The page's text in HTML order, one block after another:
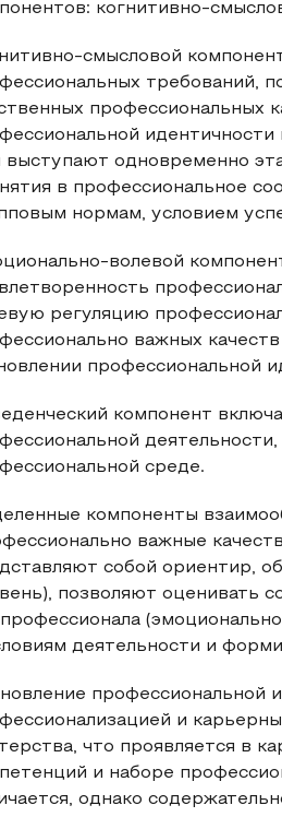
когнитивно-
смысловой
требований,
профессиональных
выступают одновременно
в профессиональное
нормам, условием
волевой
регуляцию
важных
профессиональной
компонент
среде.
компоненты
важные
собой ориентир,
позволяют оценивать
профессионала
деятельности и
профессиональной
и
что проявляется в
и наборе
однако